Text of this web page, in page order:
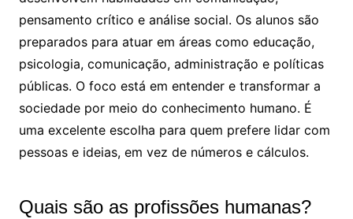
pensamento crítico e análise social. Os alunos são
preparados para atuar em áreas como educação,
psicologia, comunicação, administração e políticas
públicas. O foco está em entender e transformar a
sociedade por meio do conhecimento humano. É
uma excelente escolha para quem prefere lidar com
pessoas e ideias, em vez de números e cálculos.
Quais são as profissões humanas?